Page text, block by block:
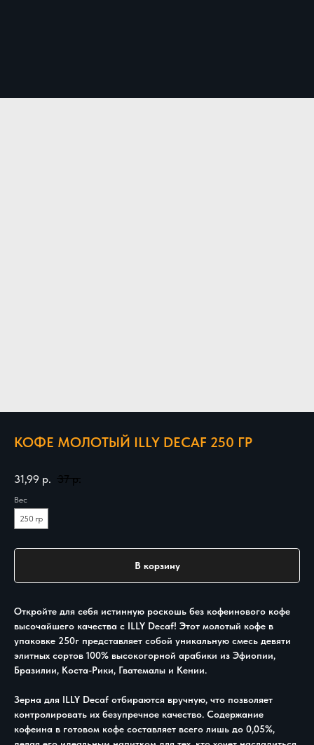
КОФЕ МОЛОТЫЙ ILLY DECAF 250 ГР
31,99 р. 37 р.
Вес
250 гр
В корзину
Откройте для себя истинную роскошь без кофеинового кофе
высочайшего качества с ILLY Decaf! Этот молотый кофе в
упаковке 250г представляет собой уникальную смесь девяти
элитных сортов 100% высокогорной арабики из Эфиопии,
Бразилии, Коста-Рики, Гватемалы и Кении.
Зерна для ILLY Decaf отбираются вручную, что позволяет
контролировать их безупречное качество. Содержание
кофеина в готовом кофе составляет всего лишь до 0,05%,